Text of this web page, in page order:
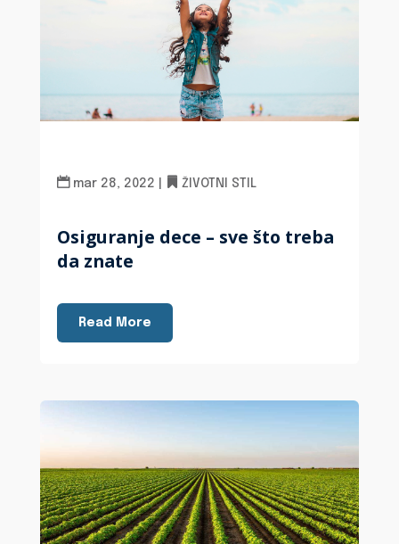
Osiguranje dece – sve što treba
da znate
mar 28, 2022 ŽIVOTNI STIL
Read More